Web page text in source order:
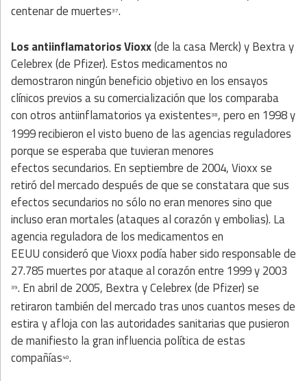
centenar de muertes37.
Los antiinflamatorios Vioxx(de la casa Merck) y Bextra y
Celebrex (de Pfizer). Estos medicamentos no
demostraron ningún beneficio objetivo en los ensayos
clínicos previos a su comercialización que los comparaba
con otros antiinflamatorios ya existentes38, pero en 1998 y
1999 recibieron el visto bueno de las agencias reguladores
porque se esperaba que tuvieran menores
efectos secundarios. En septiembre de 2004, Vioxx se
retiró del mercado después de que se constatara que sus
efectos secundarios no sólo no eran menores sino que
incluso eran mortales (ataques al corazón y embolias). La
agencia reguladora de los medicamentos en
EEUU consideró que Vioxx podía haber sido responsable de
27.785 muertes por ataque al corazón entre 1999 y 2003
39. En abril de 2005, Bextra y Celebrex (de Pfizer) se
retiraron también del mercado tras unos cuantos meses de
estira y afloja con las autoridades sanitarias que pusieron
de manifiesto la gran influencia política de estas
compañías40.